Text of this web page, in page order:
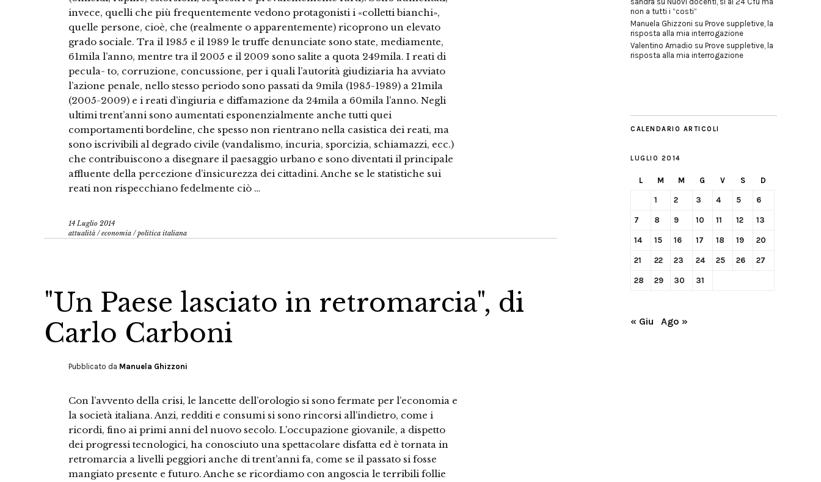
invece, quelli che più frequentemente vedono protagonisti i «colletti bianchi»,
quelle persone, cioè, che (realmente o apparentemente) ricoprono un elevato
grado sociale. Tra il 1985 e il 1989 le truffe denunciate sono state, mediamente,
61mila l’anno, mentre tra il 2005 e il 2009 sono salite a quota 249mila. I reati di
pecula- to, corruzione, concussione, per i quali l’autorità giudiziaria ha avviato
l’azione penale, nello stesso periodo sono passati da 9mila (1985-1989) a 21mila
(2005-2009) e i reati d’ingiuria e diffamazione da 24mila a 60mila l’anno. Negli
ultimi trent’anni sono aumentati esponenzialmente anche tutti quei
comportamenti bordeline, che spesso non rientrano nella casistica dei reati, ma
sono iscrivibili al degrado civile (vandalismo, incuria, sporcizia, schiamazzi, ecc.)
che contribuiscono a disegnare il paesaggio urbano e sono diventati il principale
affluente della percezione d’insicurezza dei cittadini. Anche se le statistiche sui
reati non rispecchiano fedelmente ciò …
14 Luglio 2014
attualità /economia /politica italiana
"Un Paese lasciato in retromarcia", di
Carlo Carboni
Pubblicato da Manuela Ghizzoni
Con l’avvento della crisi, le lancette dell’orologio si sono fermate per l’economia e
la società italiana. Anzi, redditi e consumi si sono rincorsi all’indietro, come i
ricordi, fino ai primi anni del nuovo secolo. L’occupazione giovanile, a dispetto
dei progressi tecnologici, ha conosciuto una spettacolare disfatta ed è tornata in
retromarcia a livelli peggiori anche di trent’anni fa, come se il passato si fosse
mangiato presente e futuro. Anche se ricordiamo con angoscia le terribili follie
non a tutti i “costi”
Manuela Ghizzoni su Prove suppletive, la
risposta alla mia interrogazione
Valentino Amadio su Prove suppletive, la
risposta alla mia interrogazione
CALENDARIO ARTICOLI
LUGLIO 2014
L M M G V S D
1 2 3 4 5 6
7 8 9 10 11 12 13
14 15 16 17 18 19 20
21 22 23 24 25 26 27
28 29 30 31
« Giu Ago »